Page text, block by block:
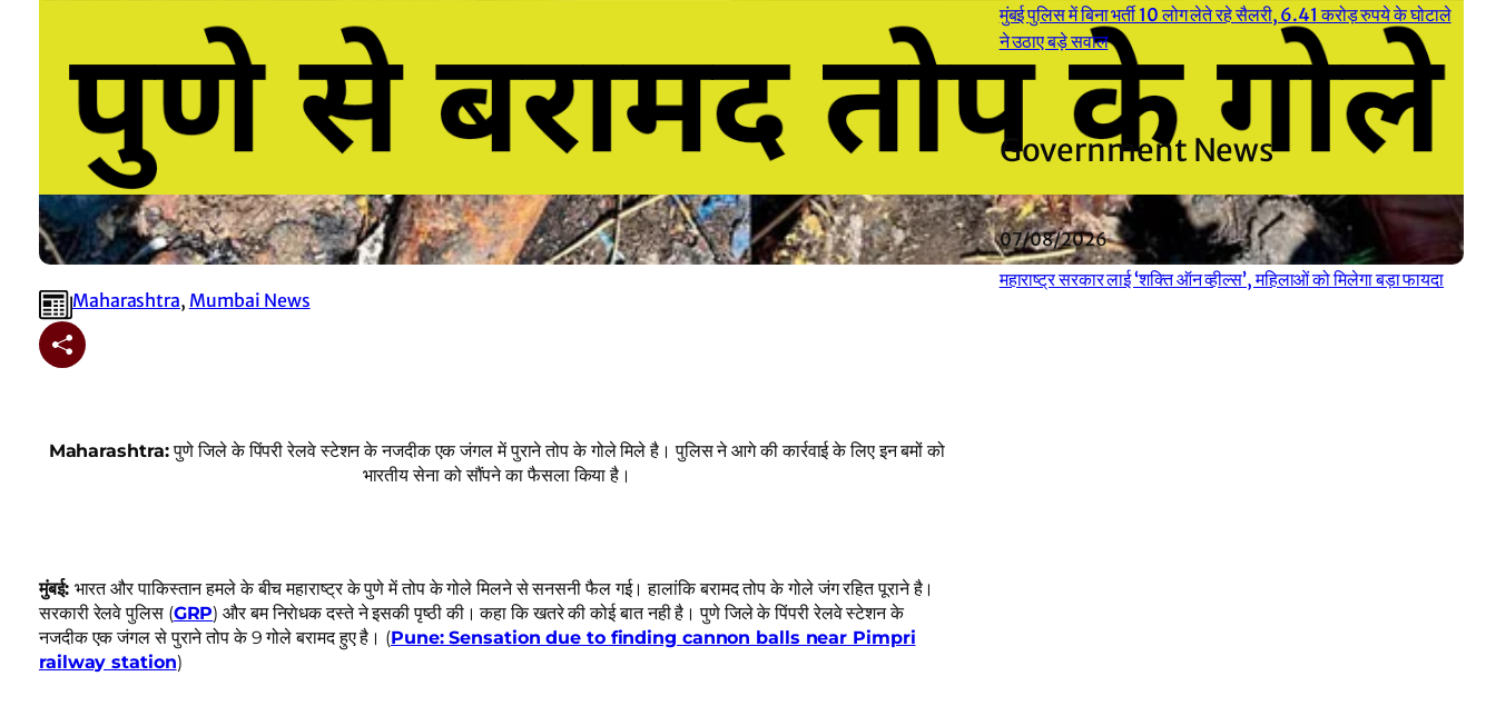
Maharashtra, Mumbai News
Maharashtra:पुणे जिले के पिंपरी रेलवे स्टेशन के नजदीक एक जंगल में पुराने तोप के गोले मिले है। पुलिस ने आगे की कार्रवाई के लिए इन बमों को
भारतीय सेना को सौंपने का फैसला किया है।
मुंबई: भारत और पाकिस्तान हमले के बीच महाराष्ट्र के पुणे में तोप के गोले मिलने से सनसनी फैल गई। हालांकि बरामद तोप के गोले जंग रहित पूराने है।
सरकारी रेलवे पुलिस (GRP) और बम निराेधक दस्ते ने इसकी पृष्ठी की। कहा कि खतरे की कोई बात नही है। पुणे जिले के पिंपरी रेलवे स्टेशन के
नजदीक एक जंगल से पुराने तोप के 9 गोले बरामद हुए है। (Pune: Sensation due to finding cannon balls near Pimpri
railway station)
मुंबई पुलिस में बिना भर्ती 10 लोग लेते रहे सैलरी, 6.41 करोड़ रुपये के घोटाले
ने उठाए बड़े सवाल
Government News
07/08/2026
महाराष्ट्र सरकार लाई ‘शक्ति ऑन व्हील्स’, महिलाओं को मिलेगा बड़ा फायदा